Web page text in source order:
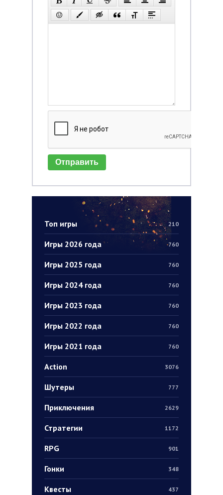
Топ игры 210
Игры 2026 года 760
Игры 2025 года 760
Игры 2024 года 760
Игры 2023 года 760
Игры 2022 года 760
Игры 2021 года 760
Action 3076
Шутеры 777
Приключения 2629
Стратегии 1172
RPG 901
Гонки 348
Квесты 437
Отправить